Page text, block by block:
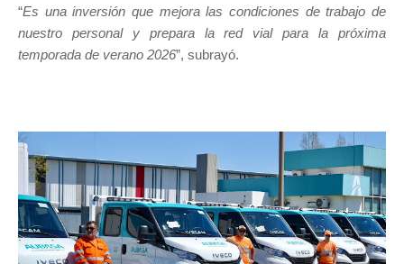
“Es una inversión que mejora las condiciones de trabajo de
nuestro personal y prepara la red vial para la próxima
temporada de verano 2026”, subrayó.